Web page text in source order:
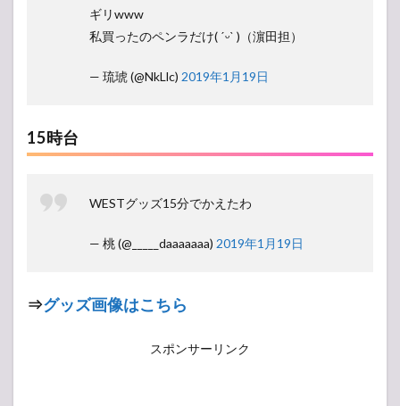
ギリwww
私買ったのペンラだけ( ˊᵕˋ )（濵田担）
— 琉琥 (@NkLlc) 2019年1月19日
15時台
WESTグッズ15分でかえたわ
— 桃 (@_____daaaaaaa) 2019年1月19日
⇒グッズ画像はこちら
スポンサーリンク